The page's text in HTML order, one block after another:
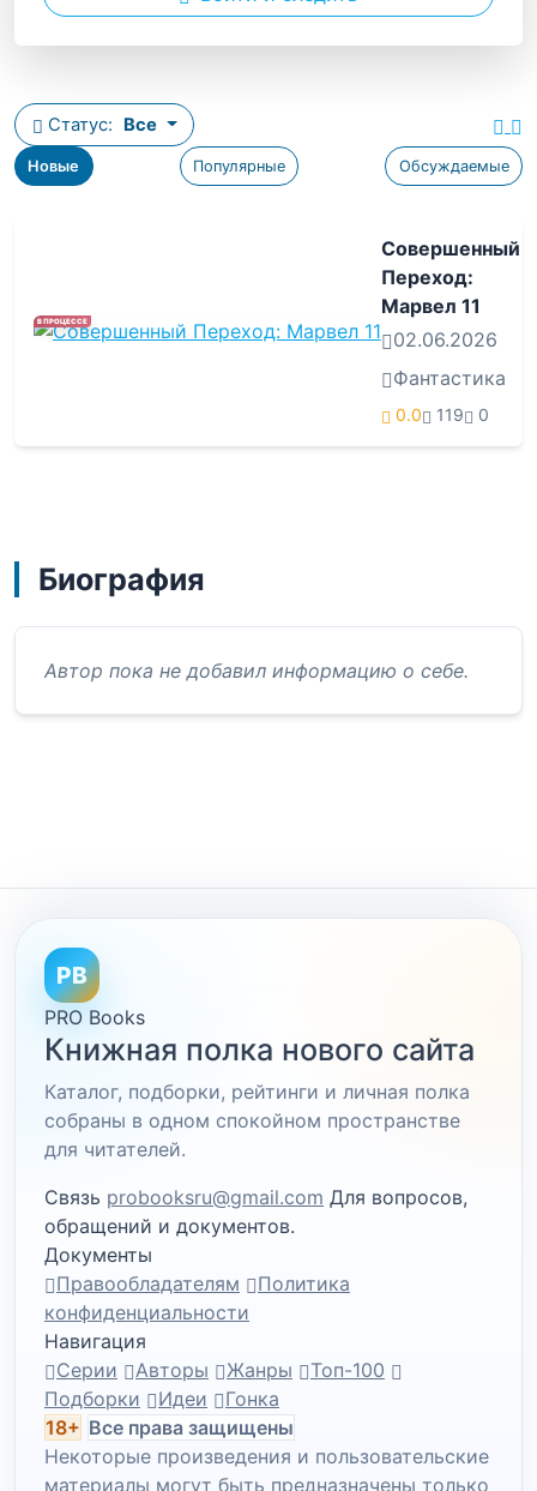
Новые Популярные Обсуждаемые
Статус: Все
В ПРОЦЕССЕ
Совершенный
Переход:
Марвел 11
02.06.2026
Фантастика
0.0 119 0
Биография
Автор пока не добавил информацию о себе.
PB
PRO Books
Книжная полка нового сайта
Каталог, подборки, рейтинги и личная полка
собраны в одном спокойном пространстве
для читателей.
Связь probooksru@gmail.com Для вопросов,
обращений и документов.
Документы
Правообладателям
Политика
конфиденциальности
Навигация
Серии
Авторы Жанры
Топ-100
Подборки
Идеи
Гонка
18+ Все права защищены
Некоторые произведения и пользовательские
материалы могут быть предназначены только